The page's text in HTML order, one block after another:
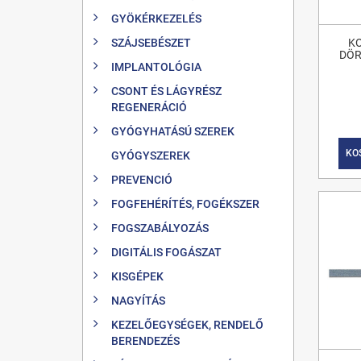
GYÖKÉRKEZELÉS
SZÁJSEBÉSZET
IMPLANTOLÓGIA
CSONT ÉS LÁGYRÉSZ
REGENERÁCIÓ
GYÓGYHATÁSÚ SZEREK
GYÓGYSZEREK
PREVENCIÓ
FOGFEHÉRÍTÉS, FOGÉKSZER
FOGSZABÁLYOZÁS
DIGITÁLIS FOGÁSZAT
KISGÉPEK
NAGYÍTÁS
KEZELŐEGYSÉGEK, RENDELŐ
BERENDEZÉS